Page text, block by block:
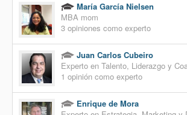
María García Nielsen
MBA mom
3 opiniones como experto
Juan Carlos Cubeiro
Experto en Talento, Liderazgo y
1 opinión como experto
Enrique de Mora